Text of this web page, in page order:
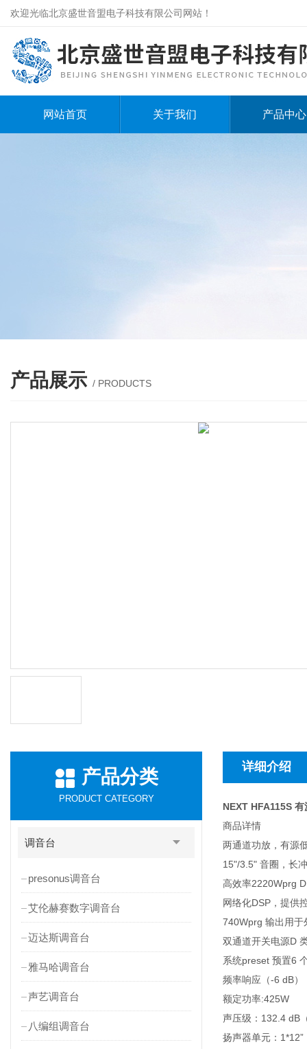
欢迎光临北京盛世音盟电子科技有限公司网站！
网站首页 关于我们 产品中心
产品展示 / PRODUCTS
产品分类
PRODUCT CATEGORY
调音台
presonus调音台
艾伦赫赛数字调音台
迈达斯调音台
雅马哈调音台
声艺调音台
八编组调音台
详细介绍
NEXT HFA115S
商品详情
两通道功放，有源
15"/3.5" 音圈，长
高效率2220Wprg
网络化DSP，提供
740Wprg 输出用于
双通道开关电源D
系统preset 预置6
频率响应（-6 dB
额定功率:425W
声压级：132.4 dB
扬声器单元：1*12”